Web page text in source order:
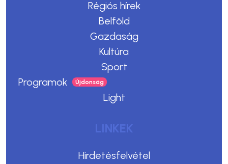
Régiós hírek
Belföld
Gazdaság
Kultúra
Sport
Programok
Light
LINKEK
Hirdetésfelvétel